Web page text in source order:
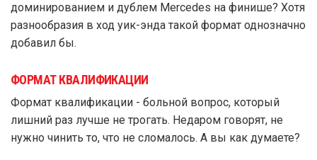
доминированием и дублем Mercedes на финише? Хотя
разнообразия в ход уик-энда такой формат однозначно
добавил бы.
ФОРМАТ КВАЛИФИКАЦИИ
Формат квалификации - больной вопрос, который
лишний раз лучше не трогать. Недаром говорят, не
нужно чинить то, что не сломалось. А вы как думаете?